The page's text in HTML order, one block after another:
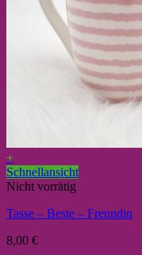
+
Schnellansicht
Nicht vorrätig
Tasse – Beste – Freundin
8,00 €